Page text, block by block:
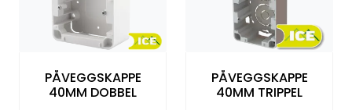
PÅVEGGSKAPPE
40MM DOBBEL
PÅVEGGSKAPPE
40MM TRIPPEL